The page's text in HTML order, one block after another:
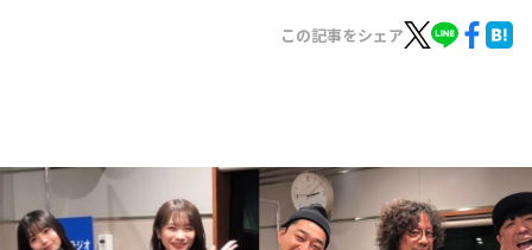
イベント・グッズ
YouTube
会社情報
この記事をシェア